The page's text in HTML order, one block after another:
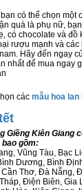
có thể chọn một
quà là phụ nữ,
có chocolate và
rượu mạnh và các
Hãy đến ngay
nhất để mua ngay
các mẫu hoa lan
Giềng Kiên Giang
bao gồm:
Vũng Tàu, Bạc
Dương, Bình
Thơ, Đà Nẵng,
Điện Biên, Gia